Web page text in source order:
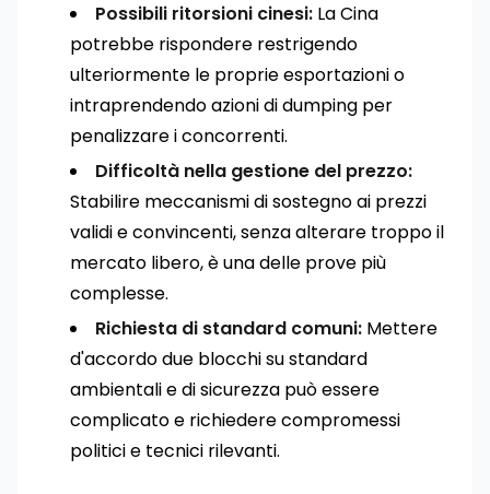
Possibili ritorsioni cinesi: La Cina
potrebbe rispondere restrigendo
ulteriormente le proprie esportazioni o
intraprendendo azioni di dumping per
penalizzare i concorrenti.
Difficoltà nella gestione del prezzo:
Stabilire meccanismi di sostegno ai prezzi
validi e convincenti, senza alterare troppo il
mercato libero, è una delle prove più
complesse.
Richiesta di standard comuni: Mettere
d'accordo due blocchi su standard
ambientali e di sicurezza può essere
complicato e richiedere compromessi
politici e tecnici rilevanti.